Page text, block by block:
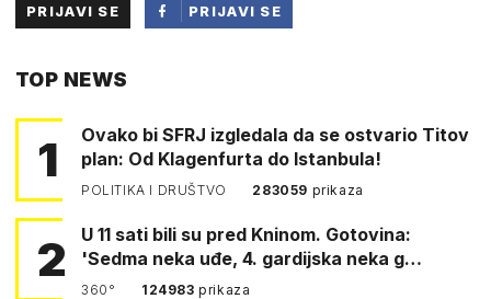
PRIJAVI SE
PRIJAVI SE
TOP NEWS
1
Ovako bi SFRJ izgledala da se ostvario Titov
plan: Od Klagenfurta do Istanbula!
POLITIKA I DRUŠTVO 283059 prikaza
2
U 11 sati bili su pred Kninom. Gotovina:
'Sedma neka uđe, 4. gardijska neka g…
360° 124983prikaza